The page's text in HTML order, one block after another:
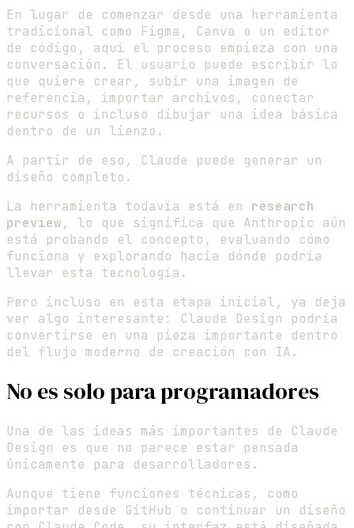
En lugar de comenzar desde una herramienta
tradicional como Figma, Canva o un editor
de código, aquí el proceso empieza con una
conversación. El usuario puede escribir lo
que quiere crear, subir una imagen de
referencia, importar archivos, conectar
recursos o incluso dibujar una idea básica
dentro de un lienzo.
A partir de eso, Claude puede generar un
diseño completo.
La herramienta todavía está en research
preview, lo que significa que Anthropic aún
está probando el concepto, evaluando cómo
funciona y explorando hacia dónde podría
llevar esta tecnología.
Pero incluso en esta etapa inicial, ya deja
ver algo interesante: Claude Design podría
convertirse en una pieza importante dentro
del flujo moderno de creación con IA.
No es solo para programadores
Una de las ideas más importantes de Claude
Design es que no parece estar pensada
únicamente para desarrolladores.
Aunque tiene funciones técnicas, como
importar desde GitHub o continuar un diseño